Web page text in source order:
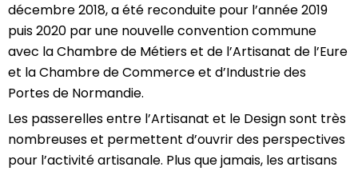
décembre 2018, a été reconduite pour l’année 2019
puis 2020 par une nouvelle convention commune
avec la Chambre de Métiers et de l’Artisanat de l’Eure
et la Chambre de Commerce et d’Industrie des
Portes de Normandie.
Les passerelles entre l’Artisanat et le Design sont très
nombreuses et permettent d’ouvrir des perspectives
pour l’activité artisanale. Plus que jamais, les artisans